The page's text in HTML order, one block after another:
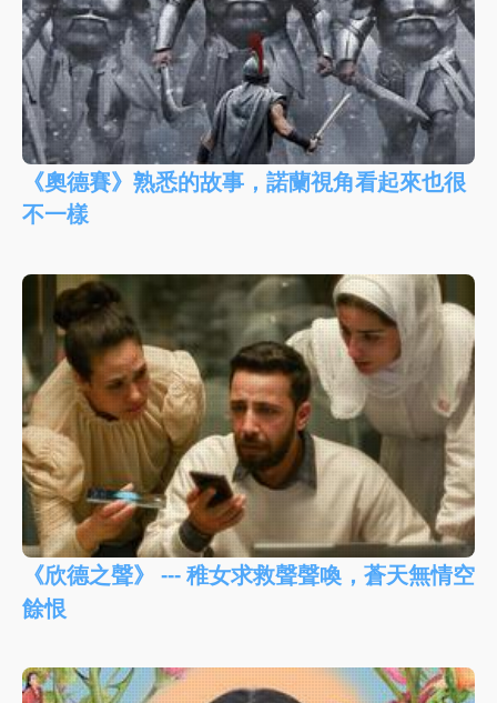
《奧德賽》熟悉的故事，諾蘭視角看起來也很
不一樣
《欣德之聲》 --- 稚女求救聲聲喚，蒼天無情空
餘恨